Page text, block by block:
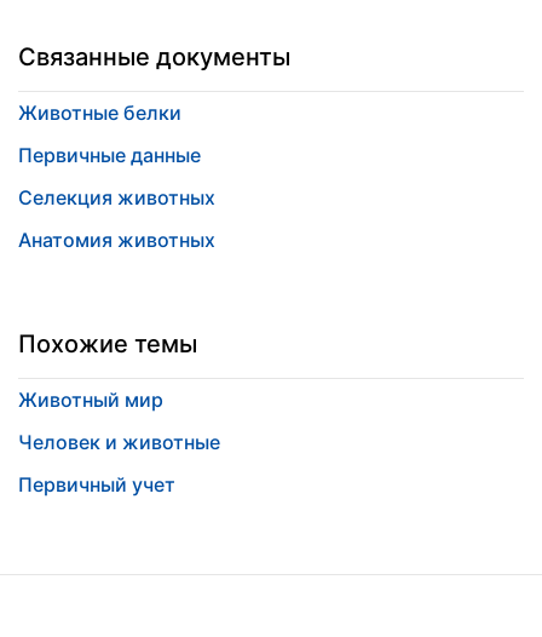
Связанные документы
Животные белки
Первичные данные
Селекция животных
Анатомия животных
Похожие темы
Животный мир
Человек и животные
Первичный учет